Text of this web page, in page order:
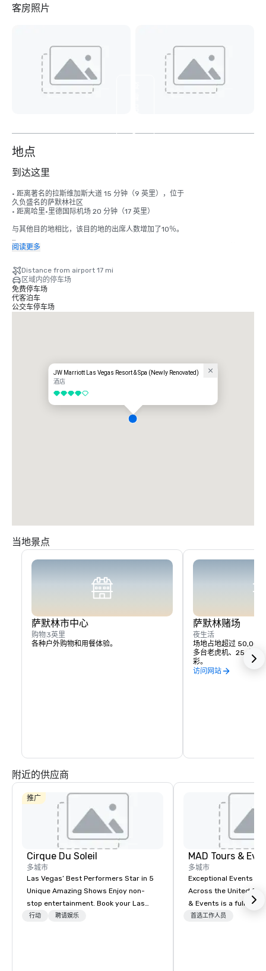
客房照片
3
地点
到达这里
• 距离著名的拉斯维加斯大道 15 分钟（9 英里），位于
久负盛名的萨默林社区
• 距离哈里·里德国际机场 20 分钟（17 英里）
与其他目的地相比，该目的地的出席人数增加了10％。
哈里·里德国际机场 (LAS) 提供前往 170 多个美国和国际目的地的直飞航班，
阅读更多
Distance from airport 17 mi
区域内的停车场
免费停车场
代客泊车
公交车停车场
JW Marriott Las Vegas Resort & Spa (Newly Renovated)
酒店
4/5
当地景点
萨默林市中心
购物3英里
各种户外购物和用餐体验。
萨默林赌场
夜生活
场地占地超过 50,000
多台老虎机、25 个赌
彩。
访问网站
附近的供应商
推广
Cirque Du Soleil
多城市
Las Vegas’ Best Performers Star in 5
Unique Amazing Shows Enjoy non-
stop entertainment. Book your Las
Vegas show tickets.
行动 聘请娱乐
MAD Tours &
多城市
Exceptional Events &
Across the United States! MAD
& Events is a full-
Management
首选工作人员